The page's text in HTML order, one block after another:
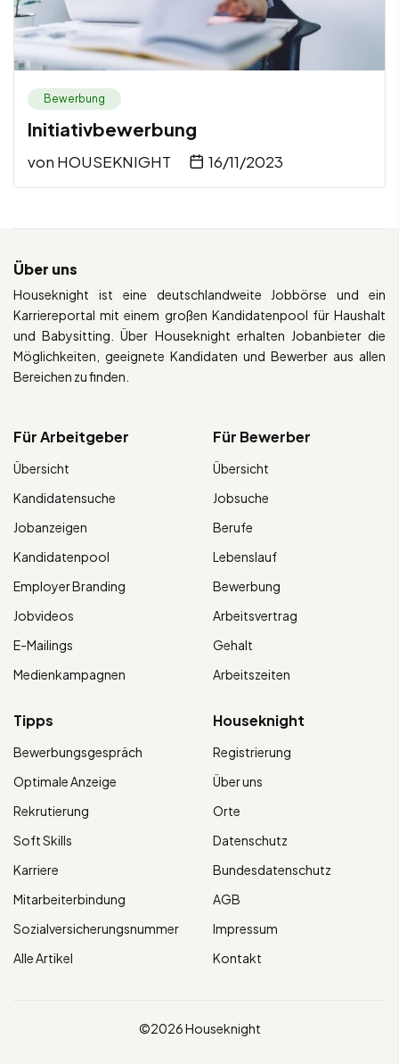
Bewerbung
Initiativbewerbung
von HOUSEKNIGHT 16/11/2023
Über uns
Houseknight ist eine deutschlandweite Jobbörse und ein
Karriereportal mit einem großen Kandidatenpool für Haushalt
und Babysitting. Über Houseknight erhalten Jobanbieter die
Möglichkeiten, geeignete Kandidaten und Bewerber aus allen
Bereichen zu finden.
Für Arbeitgeber
Übersicht
Kandidatensuche
Jobanzeigen
Kandidatenpool
Employer Branding
Jobvideos
E-Mailings
Medienkampagnen
Für Bewerber
Übersicht
Jobsuche
Berufe
Lebenslauf
Bewerbung
Arbeitsvertrag
Gehalt
Arbeitszeiten
Tipps
Bewerbungsgespräch
Optimale Anzeige
Rekrutierung
Soft Skills
Karriere
Mitarbeiterbindung
Sozialversicherungsnummer
Alle Artikel
Houseknight
Registrierung
Über uns
Orte
Datenschutz
Bundesdatenschutz
AGB
Impressum
Kontakt
©2026 Houseknight